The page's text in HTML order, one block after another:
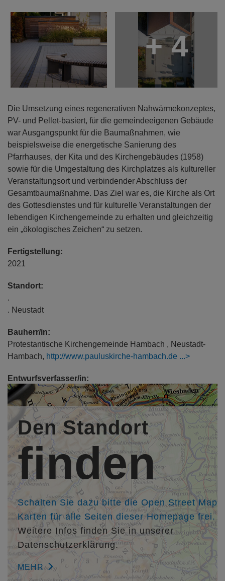
+ 4
Die Umsetzung eines regenerativen Nahwärmekonzeptes,
PV- und Pellet-basiert, für die gemeindeeigenen Gebäude
war Ausgangspunkt für die Baumaßnahmen, wie
beispielsweise die energetische Sanierung des
Pfarrhauses, der Kita und des Kirchengebäudes (1958)
sowie für die Umgestaltung des Kirchplatzes als kultureller
Veranstaltungsort und verbindender Abschluss der
Gesamtbaumaßnahme. Das Ziel war es, die Kirche als Ort
des Gottesdienstes und für kulturelle Veranstaltungen der
lebendigen Kirchengemeinde zu erhalten und gleichzeitig
ein „ökologisches Zeichen“ zu setzen.
Fertigstellung:
2021
Standort:
.
. Neustadt
Bauherr/in:
Protestantische Kirchengemeinde Hambach , Neustadt-
Hambach, http://www.pauluskirche-hambach.de
Entwurfsverfasser/in:
Architekt Dipl.-Ing. (FH) Thomas Ritzer, Budzinski + Ritzer
Architekten PartGmbB, Neustadt - Gimmeldingen,
http://www.budzinski-ritzer.de
Büropartner/in:
Architekt Dipl.-Ing. Martin Budzinski
Mitarbeiter/in:
Architektin Dipl.-Ing. Daniela Schlichter
Architekt Dipl.-Ing. (FH) Helmut Disson
Den Standort
finden
Schalten Sie dazu bitte die Open Street Map
Karten für alle Seiten dieser Homepage frei.
Weitere Infos finden Sie in unserer
Datenschutzerklärung.
MEHR